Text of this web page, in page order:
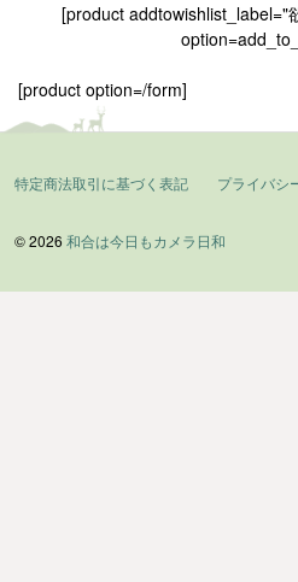
[product addtowishlist_label="
[product option=/form]
特定商法取引に基づく表記 プライバシ
© 2026 和合は今日もカメラ日和